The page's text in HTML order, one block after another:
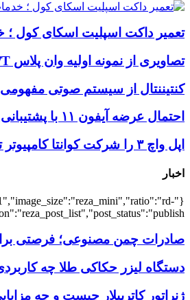
تعمیر داکت اسپلیت اسکای کول
تصاویری از نمونه اولیه وان پلاس ۷T پرو رویت شد
کنتیننتال از سیستم صوتی
احتمال عرضه آیفون ۱۱ با پشتیبانی از اپل پنسلاخبار
اپل واچ ۳ را شرکت کوانتا کامپیوتر تولید خواهد کرد
اخبار
صادرات چمن مصنوعی؛ فرصتی
دستگاه لیزر حکاکی طلا چه
ژنراتور کاترپیلار چیست و چه